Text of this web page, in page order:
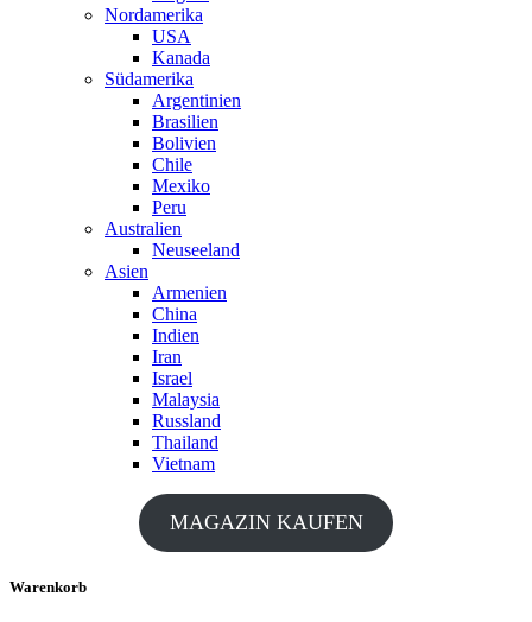
Nordamerika
USA
Kanada
Südamerika
Argentinien
Brasilien
Bolivien
Chile
Mexiko
Peru
Australien
Neuseeland
Asien
Armenien
China
Indien
Iran
Israel
Malaysia
Russland
Thailand
Vietnam
MAGAZIN KAUFEN
Warenkorb